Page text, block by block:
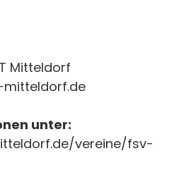
Mitteldorf
mitteldorf.de
unter:
vereine/fsv-